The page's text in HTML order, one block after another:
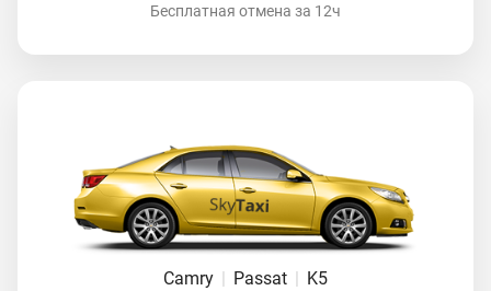
Бесплатная отмена за 12ч
Camry Passat K5